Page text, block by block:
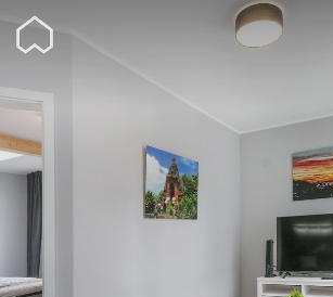
Wunderflats